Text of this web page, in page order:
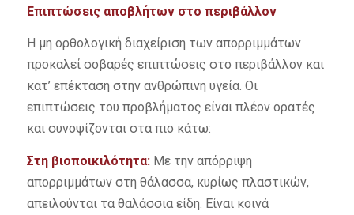
Επιπτώσεις αποβλήτων στο περιβάλλον
Η μη ορθολογική διαχείριση των απορριμμάτων
προκαλεί σοβαρές επιπτώσεις στο περιβάλλον και
κατ’ επέκταση στην ανθρώπινη υγεία. Οι
επιπτώσεις του προβλήματος είναι πλέον ορατές
και συνοψίζονται στα πιο κάτω:
Στη βιοποικιλότητα:Με την απόρριψη
απορριμμάτων στη θάλασσα, κυρίως πλαστικών,
απειλούνται τα θαλάσσια είδη. Είναι κοινά